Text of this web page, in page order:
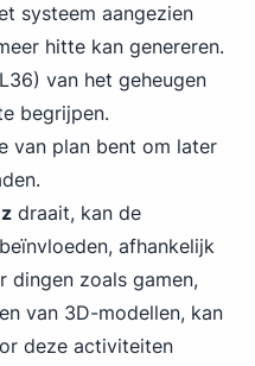
systeem aangezien
hitte kan genereren.
van het geheugen
begrijpen.
van plan bent om later
draait, kan de
afhankelijk
dingen zoals gamen,
van 3D-modellen, kan
deze activiteiten